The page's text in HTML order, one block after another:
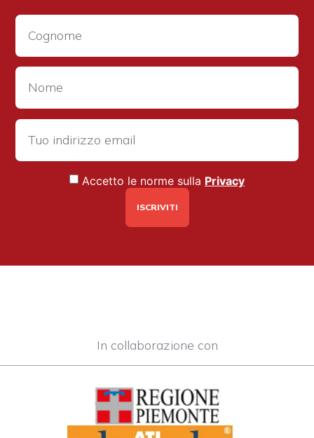
Accetto le norme sulla Privacy
In collaborazione con